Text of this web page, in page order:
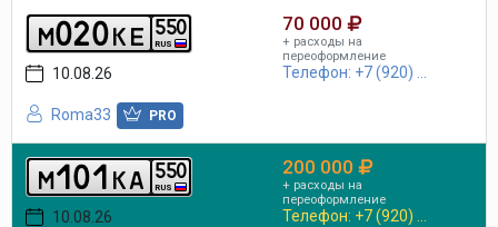
m020k e RUS
550
10.08.26
Roma33 PRO
70 000
+ расходы на
переоформление
Телефон: +7 (920) ...
m101ka RUS
550
10.08.26
200 000
+ расходы на
переоформление
Телефон: +7 (920) ...